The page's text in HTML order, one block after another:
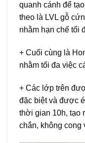
quanh cánh để
theo là LVL gỗ
nhằm hạn chế tối
+ Cuối cùng là
nhằm tối đa việc
+ Các lớp trên
đặc biệt và được
thời gian 10h, tạo
chắn, không